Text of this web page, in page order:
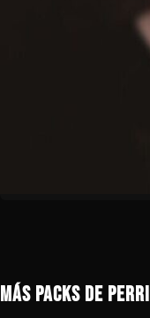
MÁS PACKS DE PERRI